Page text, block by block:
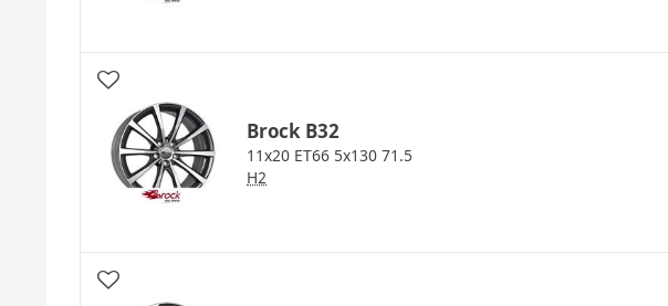
Brock B32
11x20 ET66 5x130 71.5
H2